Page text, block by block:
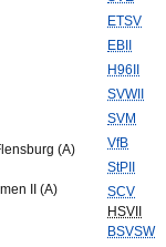
(A)
II (A)
ETSV
EBII
H96II
SVWII
SVM
VfB
StPII
SCV
HSVII
BSVSW